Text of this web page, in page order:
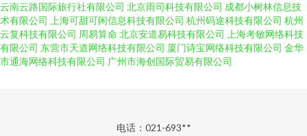
云南云路国际旅行社有限公司 北京雨司科技有限公司 成都小树林信息技
术有限公司
上海可甜可闲信息科技有限公司 杭州码途科技有限公司 杭州
云复科技有限公司 周易算命 北京安道易科技有限公司
上海考敏网络科技
有限公司 东营市天道网络科技有限公司 厦门诗宝网络科技有限公司 金华
市通海网络科技有限公司 广州市海创国际贸易有限公司
电话：021-693**